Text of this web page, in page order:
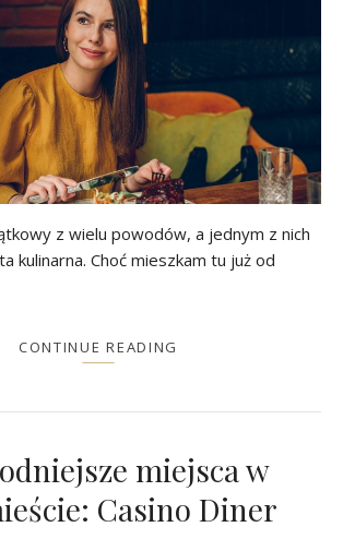
z wielu powodów, a jednym z nich
kulinarna. Choć mieszkam tu już od
CONTINUE READING
miejsca w
Casino Diner